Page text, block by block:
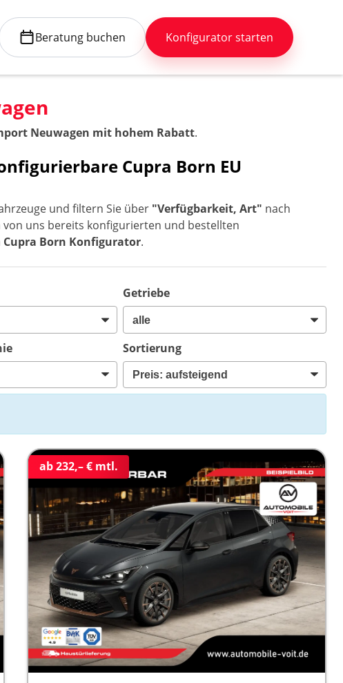
Beratung buchen Konfigurator starten
Neuwagen mit hohem Rabatt.
Cupra Born EU
und filtern Sie über "Verfügbarkeit, Art" nach
von uns bereits konfigurierten und bestellten
Cupra Born Konfigurator.
Getriebe
Sortierung
ab 232,– € mtl.